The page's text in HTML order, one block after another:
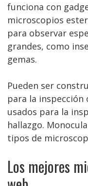
funciona con
microscopios
para observar
grandes, como
gemas.
Pueden ser
para la
usados para la
hallazgo.
tipos de
Los mejores